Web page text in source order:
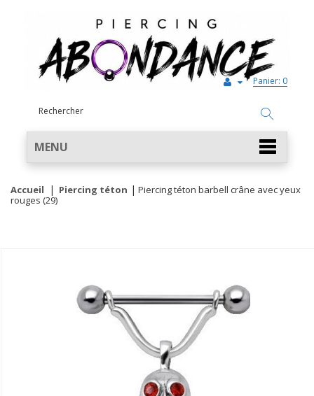
Panier: 0
MENU
Accueil Piercing téton
Piercing téton barbell crâne avec yeux
rouges (29)